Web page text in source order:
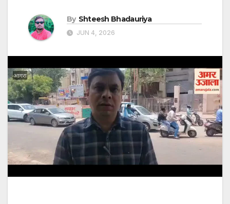
By Shteesh Bhadauriya
JUN 4, 2026